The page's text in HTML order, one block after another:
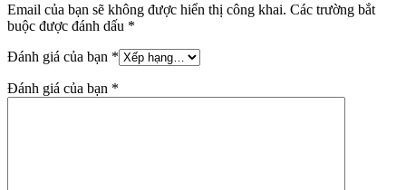
Email của bạn sẽ không được hiển thị công khai. Các trường bắt
buộc được đánh dấu *
Đánh giá của bạn *
Đánh giá của bạn *